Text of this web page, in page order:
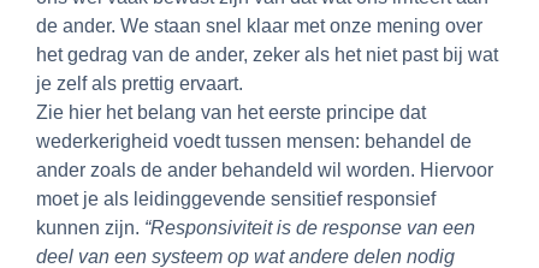
de ander. We staan snel klaar met onze mening over
het gedrag van de ander, zeker als het niet past bij wat
je zelf als prettig ervaart.
Zie hier het belang van het eerste principe dat
wederkerigheid voedt tussen mensen: behandel de
ander zoals de ander behandeld wil worden. Hiervoor
moet je als leidinggevende sensitief responsief
kunnen zijn. “Responsiviteit is de response van een
deel van een systeem op wat andere delen nodig